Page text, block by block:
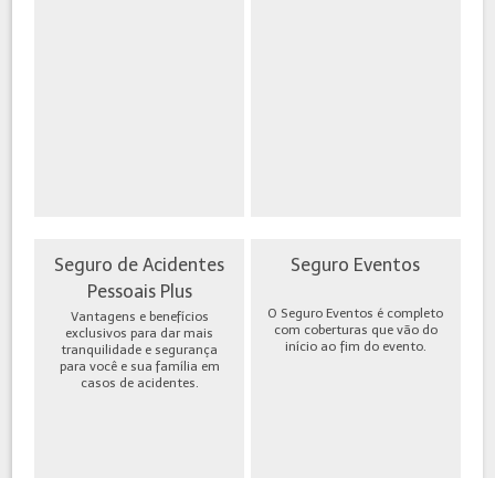
Seguro de Acidentes
Pessoais Plus
Vantagens e benefícios
exclusivos para dar mais
tranquilidade e segurança
para você e sua família em
casos de acidentes.
Seguro Eventos
O Seguro Eventos é completo
com coberturas que vão do
início ao fim do evento.